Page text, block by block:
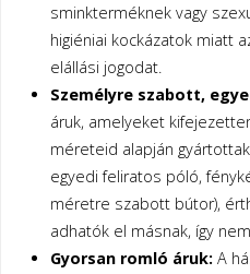
sminkterméknek vagy
higiéniai kockázatok miatt
elállási jogodat.
Személyre szabott,
áruk, amelyeket
méreteid alapján
egyedi feliratos póló,
méretre szabott bútor),
adhatók el másnak, így
Gyorsan romló áruk:A